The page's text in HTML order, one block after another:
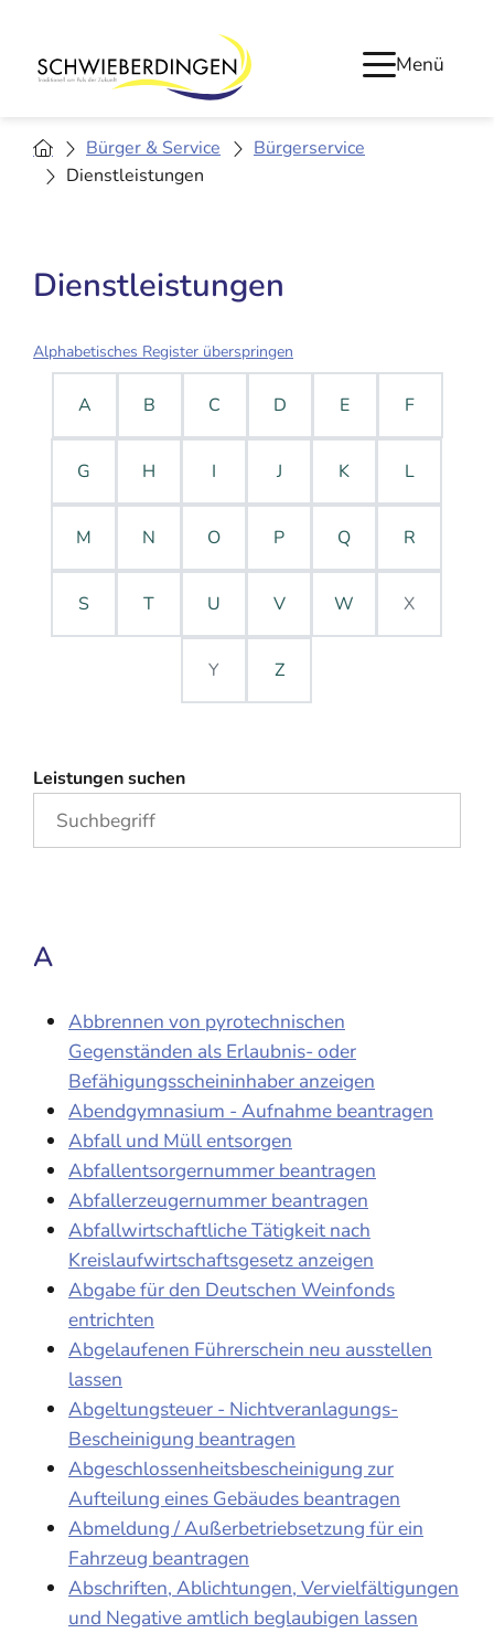
Menü
Bürger & Service
Bürgerservice
Dienstleistungen
Dienstleistungen
Alphabetisches Register überspringen
A B C D E F
G H I J K L
M N O P Q R
S T U V W X
Y Z
Leistungen suchen
A
Abbrennen von pyrotechnischen
Gegenständen als Erlaubnis- oder
Befähigungsscheininhaber anzeigen
Abendgymnasium - Aufnahme beantragen
Abfall und Müll entsorgen
Abfallentsorgernummer beantragen
Abfallerzeugernummer beantragen
Abfallwirtschaftliche Tätigkeit nach
Kreislaufwirtschaftsgesetz anzeigen
Abgabe für den Deutschen Weinfonds
entrichten
Abgelaufenen Führerschein neu ausstellen
lassen
Abgeltungsteuer - Nichtveranlagungs-
Bescheinigung beantragen
Abgeschlossenheitsbescheinigung zur
Aufteilung eines Gebäudes beantragen
Abmeldung / Außerbetriebsetzung für ein
Fahrzeug beantragen
Abschriften, Ablichtungen, Vervielfältigungen
und Negative amtlich beglaubigen lassen